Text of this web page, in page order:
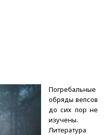
Погребальные
обряды вепсов
до сих пор не
изучены.
Литература